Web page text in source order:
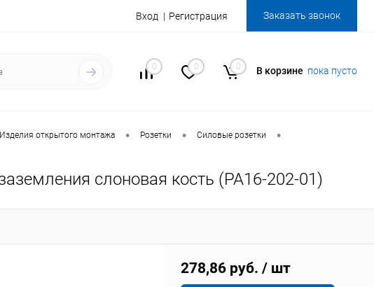
Вход Регистрация Заказать звонок
0 0 0 В корзине пока пусто
Изделия открытого монтажа • Розетки • Силовые розетки •
слоновая кость (РА16-202-01)
278,86 руб. / шт